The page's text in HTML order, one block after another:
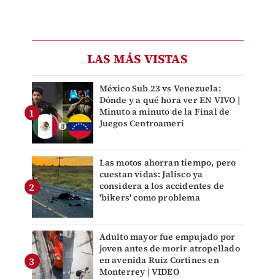
LAS MÁS VISTAS
México Sub 23 vs Venezuela:
Dónde y a qué hora ver EN VIVO |
Minuto a minuto de la Final de
Juegos Centroameri
Las motos ahorran tiempo, pero
cuestan vidas: Jalisco ya
considera a los accidentes de
'bikers' como problema
Adulto mayor fue empujado por
joven antes de morir atropellado
en avenida Ruiz Cortines en
Monterrey | VIDEO